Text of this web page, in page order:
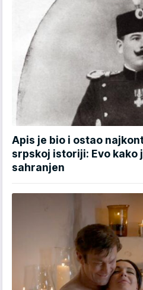
Apis je bio i ostao
srpskoj istoriji: Evo kako
sahranjen